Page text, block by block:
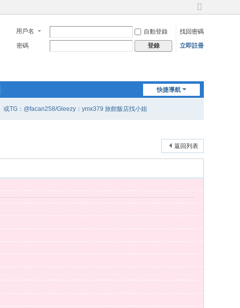
切
到
寬
用戶名 自動登錄
找回密碼
密碼
登錄 立即註冊
快捷導航
或TG：@facan258/Gleezy：ymx379 旅館飯店找小姐
返回列表